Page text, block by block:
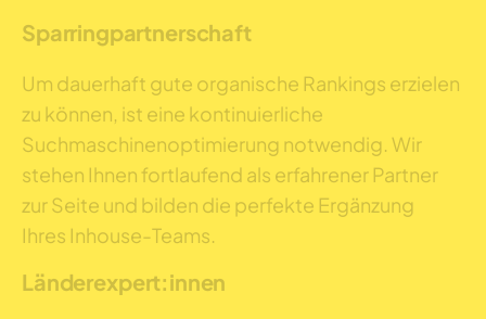
Sparringpartnerschaft
Um dauerhaft gute organische Rankings erzielen
zu können, ist eine kontinuierliche
Suchmaschinenoptimierung notwendig. Wir
stehen Ihnen fortlaufend als erfahrener Partner
zur Seite und bilden die perfekte Ergänzung
Ihres Inhouse-Teams.
Länderexpert:innen